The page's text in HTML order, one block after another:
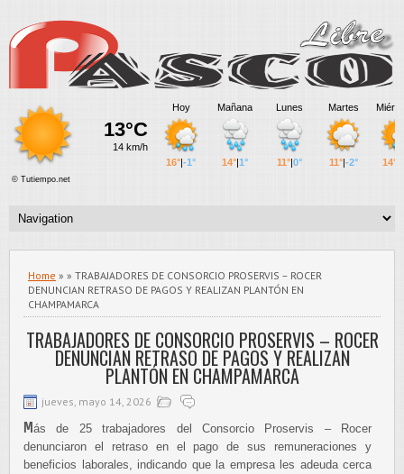
Home » » TRABAJADORES DE CONSORCIO PROSERVIS – ROCER
DENUNCIAN RETRASO DE PAGOS Y REALIZAN PLANTÓN EN
CHAMPAMARCA
TRABAJADORES DE CONSORCIO PROSERVIS – ROCER
DENUNCIAN RETRASO DE PAGOS Y REALIZAN
PLANTÓN EN CHAMPAMARCA
jueves, mayo 14, 2026
Más de 25 trabajadores del Consorcio Proservis – Rocer
denunciaron el retraso en el pago de sus remuneraciones y
beneficios laborales, indicando que la empresa les adeuda cerca